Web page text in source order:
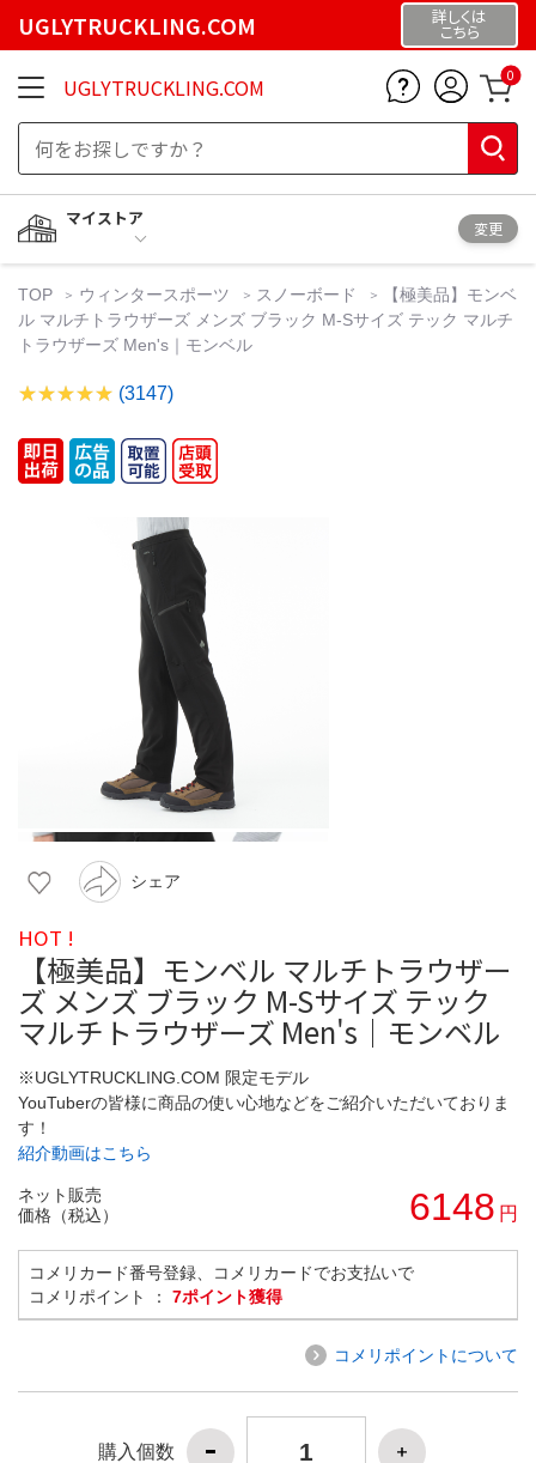
UGLYTRUCKLING.COM 詳しくは
こちら
UGLYTRUCKLING.COM 0
マイストア
変更
TOP ウィンタースポーツ スノーボード
【極美品】モンベ
ル マルチトラウザーズ メンズ ブラック M-Sサイズ テック マルチ
トラウザーズ Men's｜モンベル
(3147)
シェア
HOT !
【極美品】モンベル マルチトラウザー
ズ メンズ ブラック M-Sサイズ テック
マルチトラウザーズ Men's｜モンベル
※UGLYTRUCKLING.COM 限定モデル
YouTuberの皆様に商品の使い心地などをご紹介いただいておりま
す！
紹介動画はこちら
ネット販売
価格（税込）
6148 円
コメリカード番号登録、コメリカードでお支払いで
コメリポイント ： 7ポイント獲得
コメリポイントについて
購入個数